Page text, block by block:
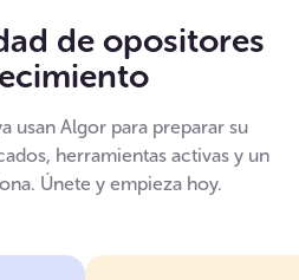
de opositores
usan Algor para preparar su
herramientas activas y un
Únete y empieza hoy.